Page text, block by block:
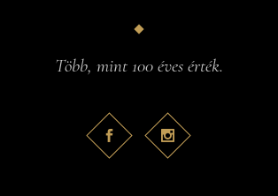
Több, mint 100 éves érték.